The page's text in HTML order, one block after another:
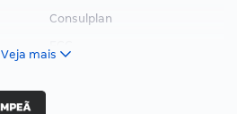
Consulplan
Veja mais